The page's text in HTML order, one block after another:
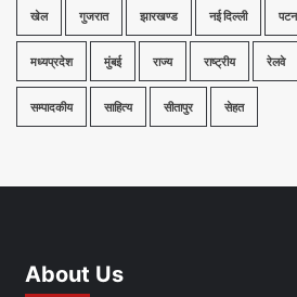
खेल गुजरात झारखण्ड नई दिल्ली
मध्यप्रदेश मुंबई राज्य राष्ट्रीय रेलवे
सम्पादकीय साहित्य सीतापुर सेहत
About Us